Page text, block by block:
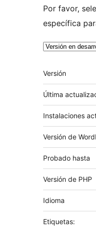
Por favor,
específica
Meta
Versión
Última
Instalaciones
Versión de
Probado hasta
Versión de PHP
Idioma
Etiquetas: